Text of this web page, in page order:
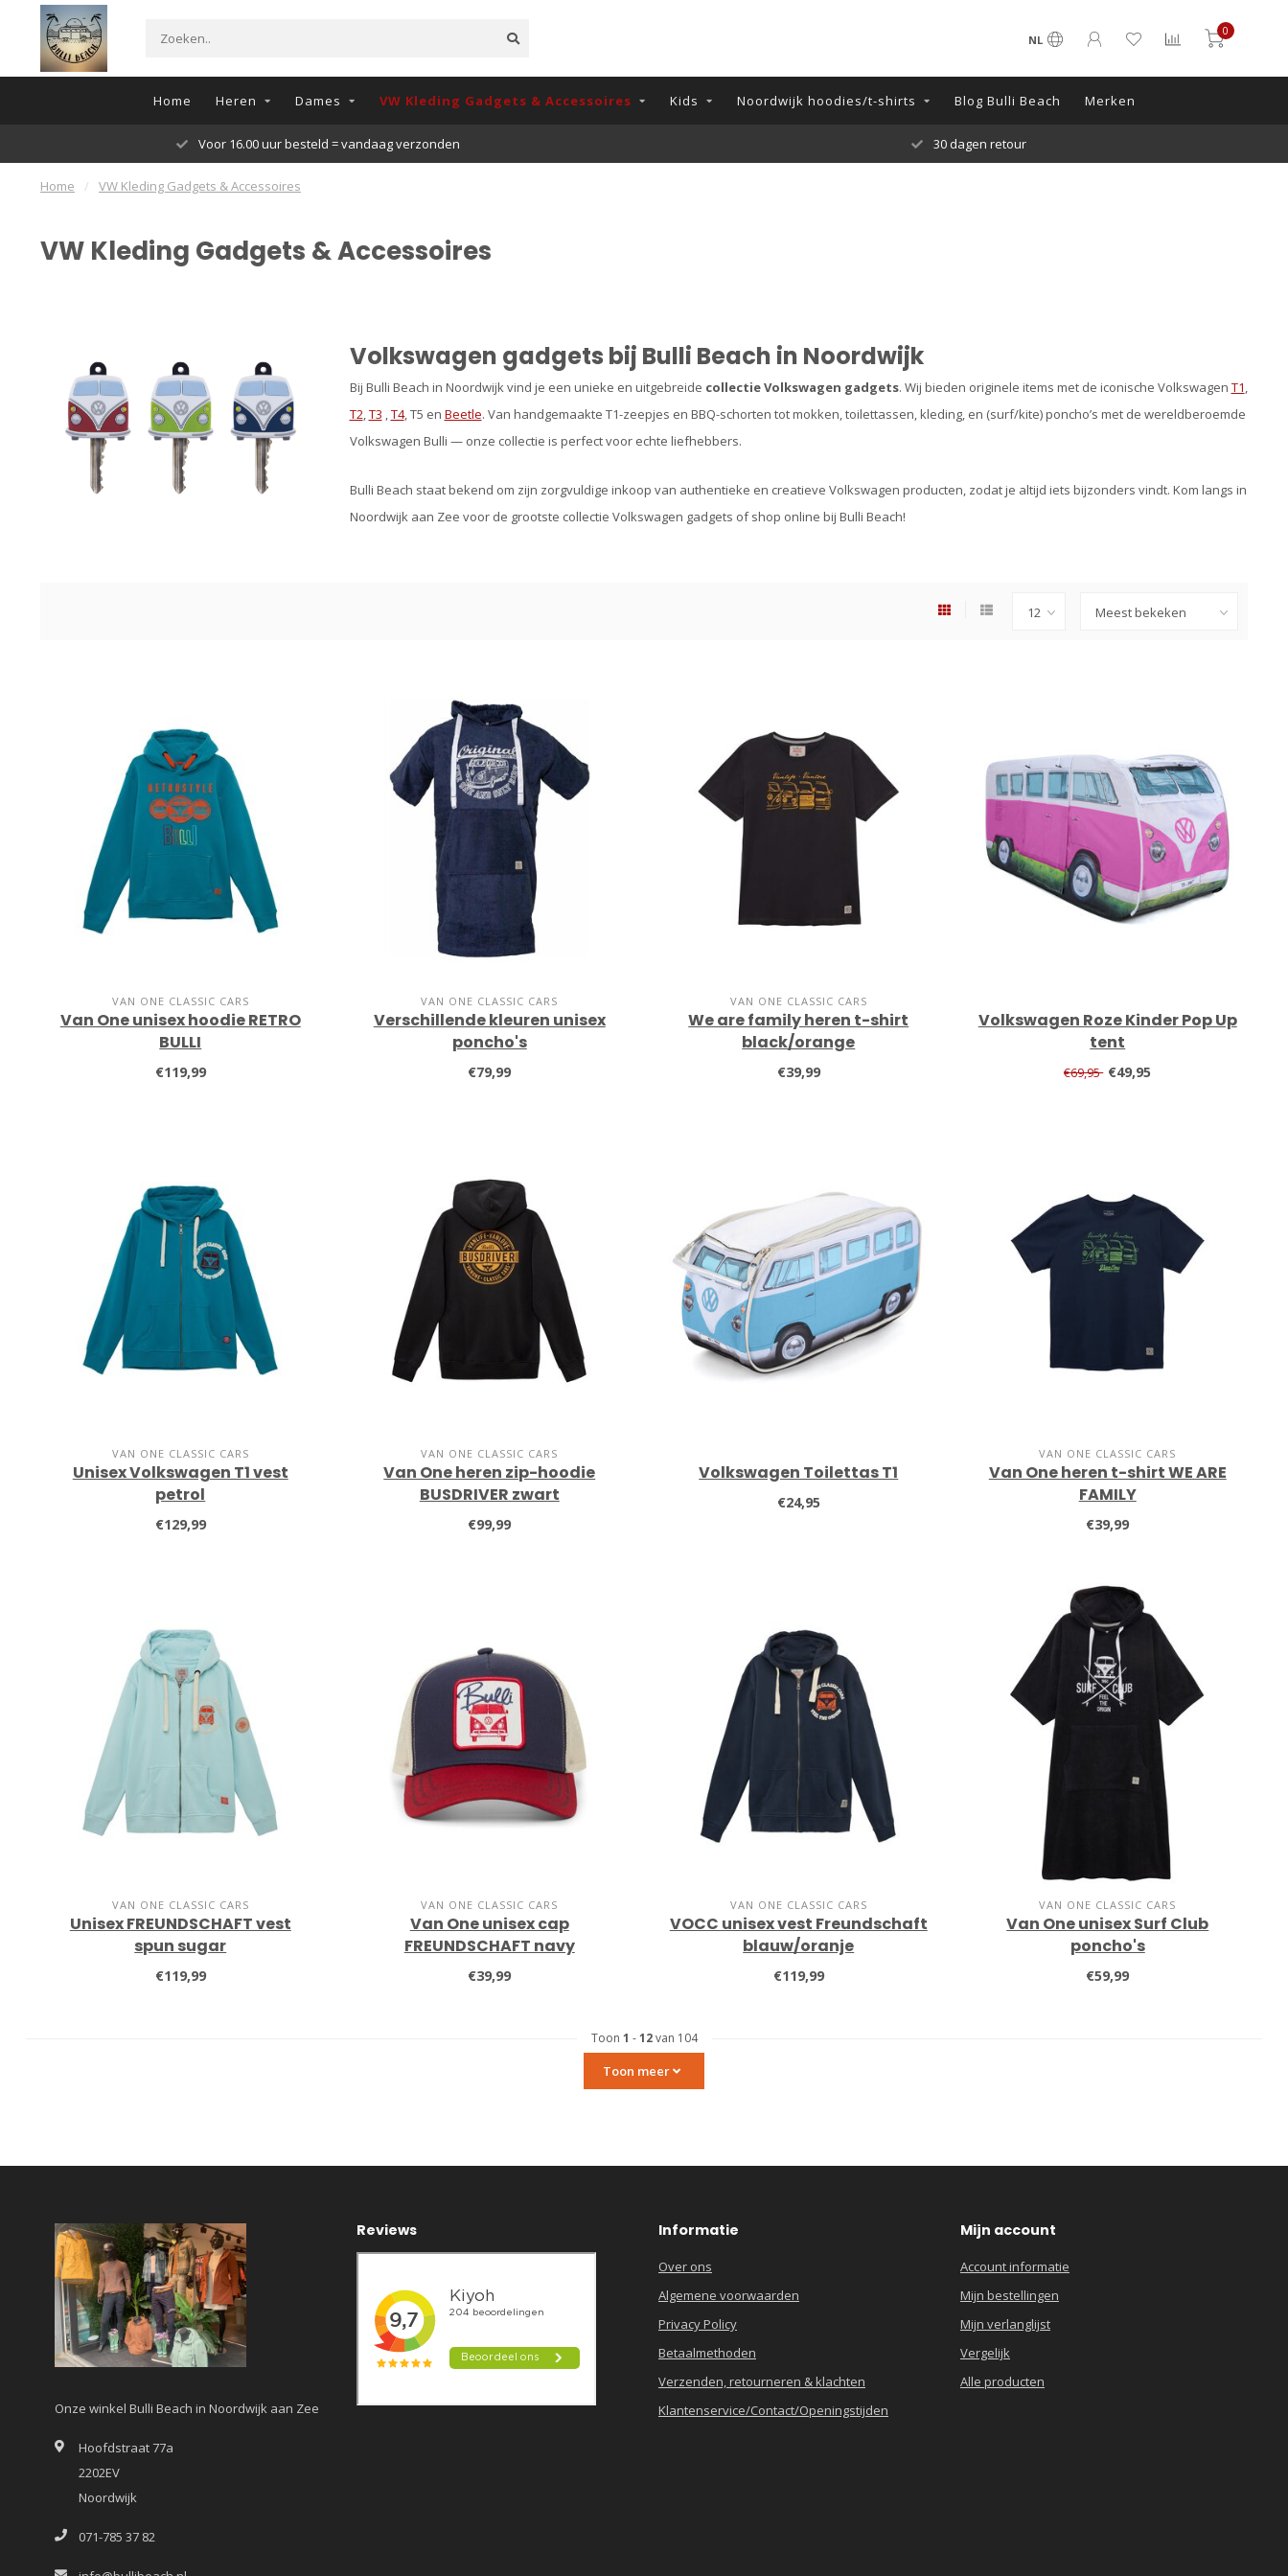
NL
0
Home Heren Dames VW Kleding Gadgets & Accessoires Kids Noordwijk hoodies/t-shirts Blog Bulli Beach Merken
Voor 16.00 uur besteld = vandaag verzonden 30 dagen retour
Home / VW Kleding Gadgets & Accessoires
VW Kleding Gadgets & Accessoires
Volkswagen gadgets bij Bulli Beach in Noordwijk
Bij Bulli Beach in Noordwijk vind je een unieke en uitgebreide collectie Volkswagen gadgets. Wij bieden originele items met de iconische Volkswagen T1,
T2,T3 ,T4, T5 en Beetle. Van handgemaakte T1-zeepjes en BBQ-schorten tot mokken, toilettassen, kleding, en (surf/kite) poncho’s met de wereldberoemde
Volkswagen Bulli — onze collectie is perfect voor echte liefhebbers.
Bulli Beach staat bekend om zijn zorgvuldige inkoop van authentieke en creatieve Volkswagen producten, zodat je altijd iets bijzonders vindt. Kom langs in
Noordwijk aan Zee voor de grootste collectie Volkswagen gadgets of shop online bij Bulli Beach!
VAN ONE CLASSIC CARS
Van One unisex hoodie RETRO
BULLI
€119,99
VAN ONE CLASSIC CARS
Verschillende kleuren unisex
poncho's
€79,99
VAN ONE CLASSIC CARS
We are family heren t-shirt
black/orange
€39,99
Volkswagen Roze Kinder Pop Up
tent
€69,95 €49,95
VAN ONE CLASSIC CARS
Unisex Volkswagen T1 vest
petrol
€129,99
VAN ONE CLASSIC CARS
Van One heren zip-hoodie
BUSDRIVER zwart
€99,99
Volkswagen Toilettas T1
€24,95
VAN ONE CLASSIC CARS
Van One heren t-shirt WE ARE
FAMILY
€39,99
VAN ONE CLASSIC CARS
Unisex FREUNDSCHAFT vest
spun sugar
€119,99
VAN ONE CLASSIC CARS
Van One unisex cap
FREUNDSCHAFT navy
€39,99
VAN ONE CLASSIC CARS
VOCC unisex vest Freundschaft
blauw/oranje
€119,99
VAN ONE CLASSIC CARS
Van One unisex Surf Club
poncho's
€59,99
Toon 1 -12van 104
Toon meer
Onze winkel Bulli Beach in Noordwijk aan Zee
Hoofdstraat 77a
2202EV
Noordwijk
071-785 37 82
Reviews Informatie
Over ons
Algemene voorwaarden
Privacy Policy
Betaalmethoden
Verzenden, retourneren & klachten
Klantenservice/Contact/Openingstijden
Mijn account
Account informatie
Mijn bestellingen
Mijn verlanglijst
Vergelijk
Alle producten